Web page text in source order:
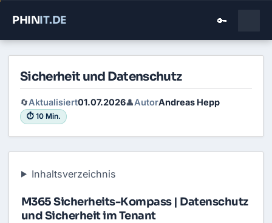
PHINIT.DE 🔑
Sicherheit und Datenschutz
🔄Aktualisiert01.07.2026👤AutorAndreas Hepp
⏱ 10 Min.
Inhaltsverzeichnis
M365 Sicherheits-Kompass | Datenschutz
und Sicherheit im Tenant